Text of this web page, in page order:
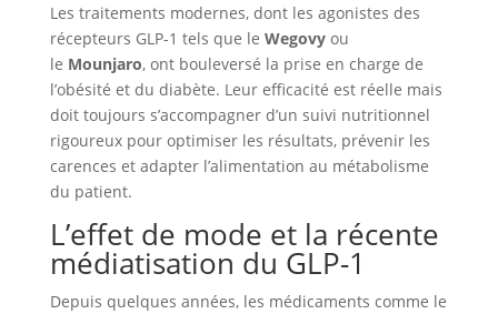
Les traitements modernes, dont les agonistes des
récepteurs GLP-1 tels que le Wegovyou
le Mounjaro, ont bouleversé la prise en charge de
l’obésité et du diabète. Leur efficacité est réelle mais
doit toujours s’accompagner d’un suivi nutritionnel
rigoureux pour optimiser les résultats, prévenir les
carences et adapter l’alimentation au métabolisme
du patient.
L’effet de mode et la récente
médiatisation du GLP-1
Depuis quelques années, les médicaments comme le